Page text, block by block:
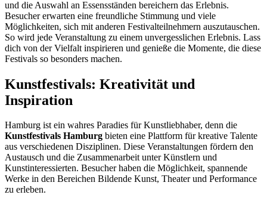
und die Auswahl an Essensständen bereichern das Erlebnis.
Besucher erwarten eine freundliche Stimmung und viele
Möglichkeiten, sich mit anderen Festivalteilnehmern auszutauschen.
So wird jede Veranstaltung zu einem unvergesslichen Erlebnis. Lass
dich von der Vielfalt inspirieren und genieße die Momente, die diese
Festivals so besonders machen.
Kunstfestivals: Kreativität und
Inspiration
Hamburg ist ein wahres Paradies für Kunstliebhaber, denn die
Kunstfestivals Hamburg bieten eine Plattform für kreative Talente
aus verschiedenen Disziplinen. Diese Veranstaltungen fördern den
Austausch und die Zusammenarbeit unter Künstlern und
Kunstinteressierten. Besucher haben die Möglichkeit, spannende
Werke in den Bereichen Bildende Kunst, Theater und Performance
zu erleben.